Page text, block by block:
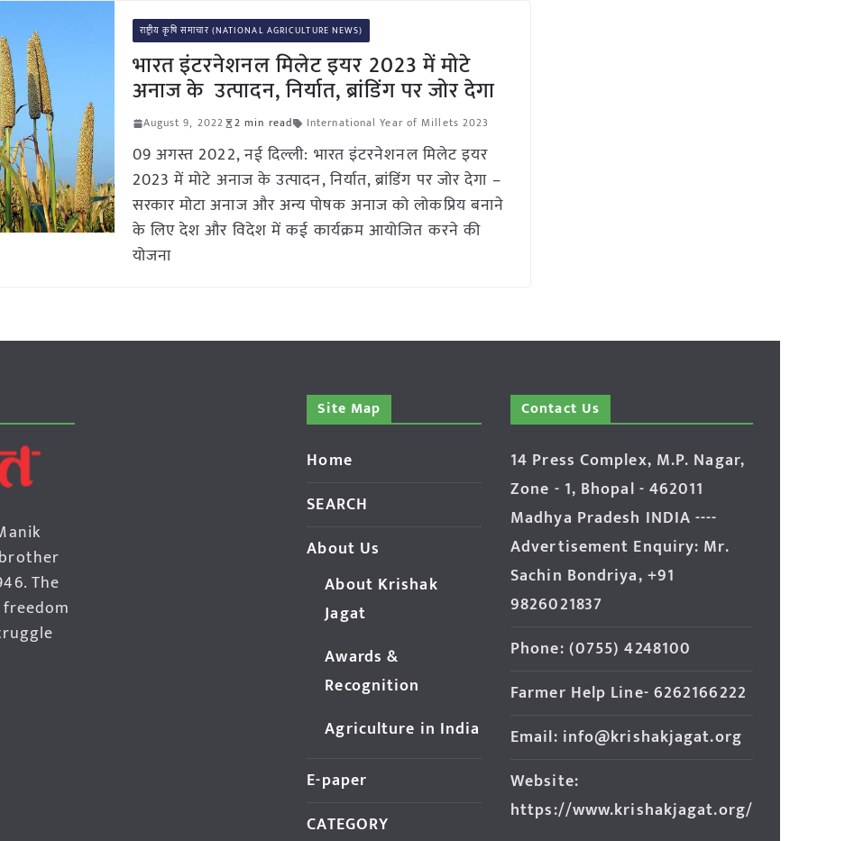
राष्ट्रीय कृषि समाचार (NATIONAL AGRICULTURE NEWS)
भारत इंटरनेशनल मिलेट इयर 2023 में मोटे
अनाज के उत्पादन, निर्यात, ब्रांडिंग पर जोर देगा
August 9, 2022 2 min read International Year of Millets 2023
09 अगस्त 2022, नई दिल्ली: भारत इंटरनेशनल मिलेट इयर
2023 में मोटे अनाज के उत्पादन, निर्यात, ब्रांडिंग पर जोर देगा –
सरकार मोटा अनाज और अन्य पोषक अनाज को लोकप्रिय बनाने
के लिए देश और विदेश में कई कार्यक्रम आयोजित करने की
योजना
The
Site Map
Home
SEARCH
About Us
About Krishak
Jagat
Awards &
Recognition
Agriculture in India
E-paper
CATEGORY
Contact Us
14 Press Complex, M.P. Nagar,
Zone - 1, Bhopal - 462011
Madhya Pradesh INDIA ----
Advertisement Enquiry: Mr.
Sachin Bondriya, +91
9826021837
Phone: (0755) 4248100
Farmer Help Line- 6262166222
Email: info@krishakjagat.org
Website:
https://www.krishakjagat.org/